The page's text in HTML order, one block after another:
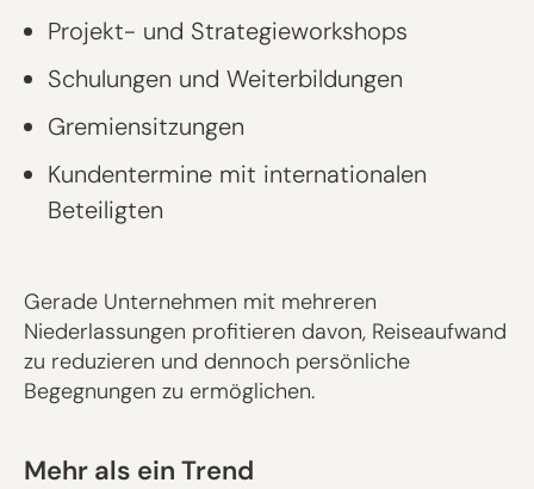
Projekt- und Strategieworkshops
Schulungen und Weiterbildungen
Gremiensitzungen
Kundentermine mit internationalen
Beteiligten
Gerade Unternehmen mit mehreren
Niederlassungen profitieren davon, Reiseaufwand
zu reduzieren und dennoch persönliche
Begegnungen zu ermöglichen.
Mehr als ein Trend